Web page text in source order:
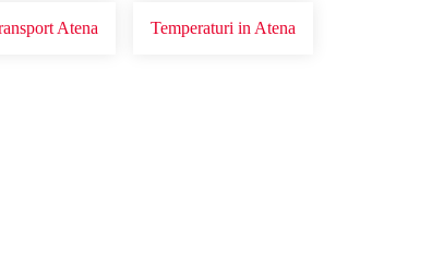
Atena Temperaturi in Atena